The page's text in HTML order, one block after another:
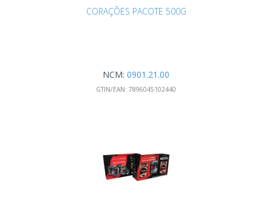
CORAÇÕES PACOTE 500G
NCM: 0901.21.00
GTIN/EAN: 7896045102440